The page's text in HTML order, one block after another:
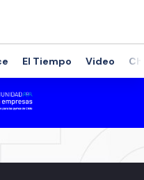
El Tiempo Video